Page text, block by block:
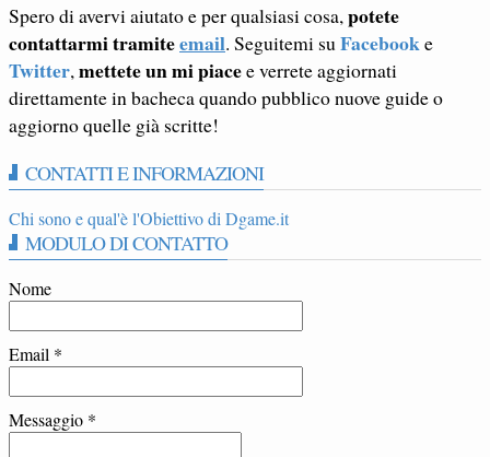
Spero di avervi aiutato e per qualsiasi cosa,potete
contattarmi tramiteemail. Seguitemi suFacebooke
Twitter,mettete un mi piacee verrete aggiornati
direttamente in bacheca quando pubblico nuove guide o
aggiorno quelle già scritte!
CONTATTI E INFORMAZIONI
Chi sono e qual'è l'Obiettivo di Dgame.it
MODULO DI CONTATTO
Nome
Email *
Messaggio *